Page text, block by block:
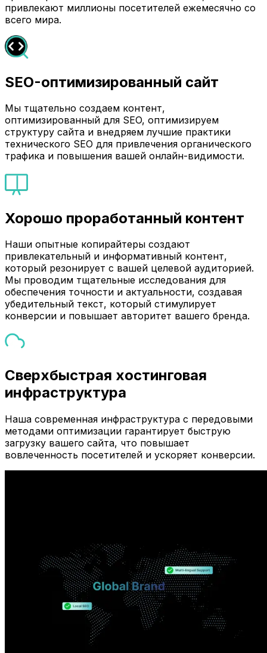
привлекают миллионы посетителей ежемесячно со
всего мира.
SEO-оптимизированный сайт
Мы тщательно создаем контент,
оптимизированный для SEO, оптимизируем
структуру сайта и внедряем лучшие практики
технического SEO для привлечения органического
трафика и повышения вашей онлайн-видимости.
Хорошо проработанный контент
Наши опытные копирайтеры создают
привлекательный и информативный контент,
который резонирует с вашей целевой аудиторией.
Мы проводим тщательные исследования для
обеспечения точности и актуальности, создавая
убедительный текст, который стимулирует
конверсии и повышает авторитет вашего бренда.
Сверхбыстрая хостинговая
инфраструктура
Наша современная инфраструктура с передовыми
методами оптимизации гарантирует быструю
загрузку вашего сайта, что повышает
вовлеченность посетителей и ускоряет конверсии.